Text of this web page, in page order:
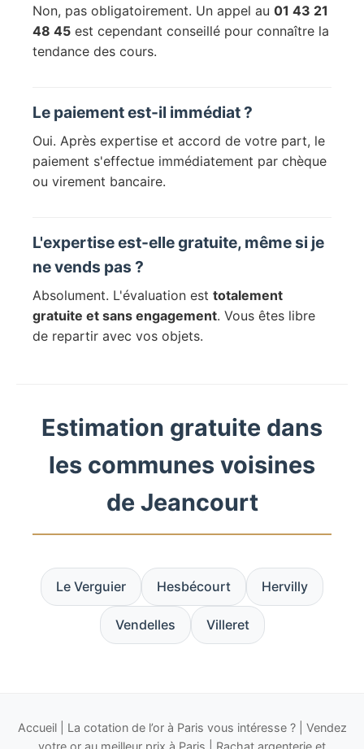
Non, pas obligatoirement. Un appel au 01 43 21
48 45 est cependant conseillé pour connaître la
tendance des cours.
Le paiement est-il immédiat ?
Oui. Après expertise et accord de votre part, le
paiement s'effectue immédiatement par chèque
ou virement bancaire.
L'expertise est-elle gratuite, même si je
ne vends pas ?
Absolument. L'évaluation est totalement
gratuite et sans engagement. Vous êtes libre
de repartir avec vos objets.
Estimation gratuite dans
les communes voisines
de Jeancourt
Le Verguier Hesbécourt Hervilly
Vendelles Villeret
Accueil| La cotation de l’or à Paris vous intéresse ?| Vendez
votre or au meilleur prix à Paris
Rachat argenterie et